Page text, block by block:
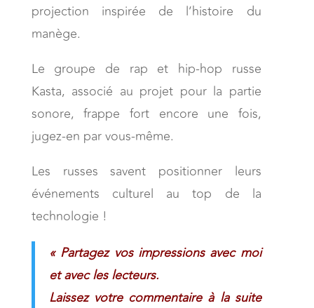
projection inspirée de l’histoire du
manège.
Le groupe de rap et hip-hop russe
Kasta, associé au projet pour la partie
sonore, frappe fort encore une fois,
jugez-en par vous-même.
Les russes savent positionner leurs
événements culturel au top de la
technologie !
« Partagez vos impressions avec moi
et avec les lecteurs.
Laissez votre commentaire à la suite